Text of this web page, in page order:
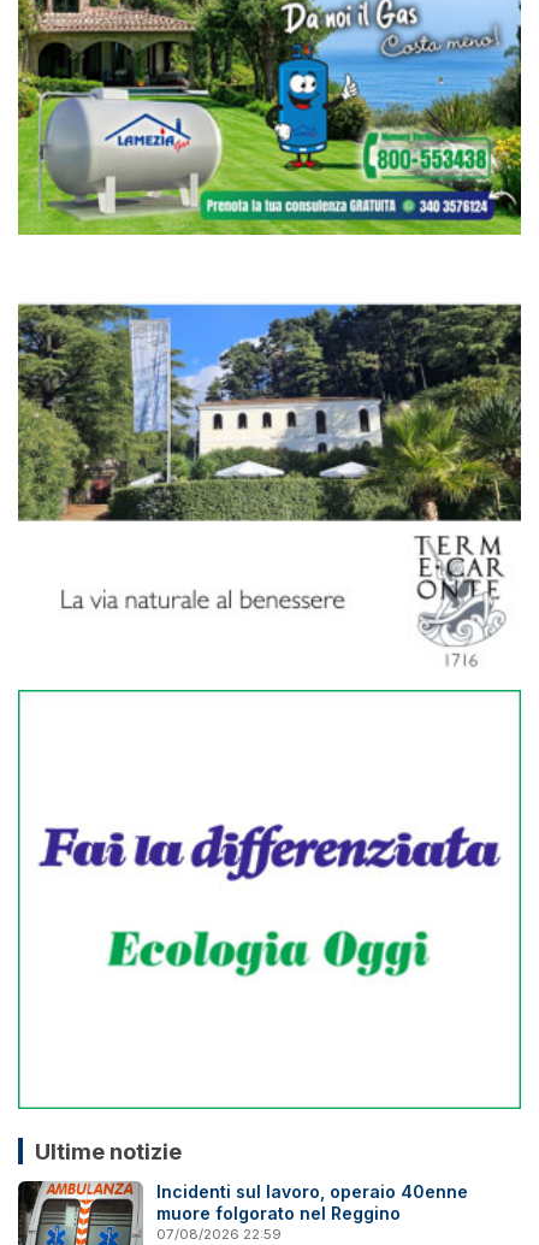
Ultime notizie
Incidenti sul lavoro, operaio 40enne
muore folgorato nel Reggino
07/08/2026 22:59